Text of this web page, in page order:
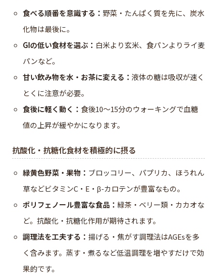
食べる順番を意識する： 野菜・たんぱく質を先に、炭水
化物は最後に。
GIの低い食材を選ぶ： 白米より玄米、食パンよりライ麦
パンなど。
甘い飲み物を水・お茶に変える： 液体の糖は吸収が速く
とくに注意が必要。
食後に軽く動く： 食後10〜15分のウォーキングで血糖
値の上昇が緩やかになります。
抗酸化・抗糖化食材を積極的に摂る
緑黄色野菜・果物： ブロッコリー、パプリカ、ほうれん
草などビタミンC・E・β-カロテンが豊富なもの。
ポリフェノール豊富な食品： 緑茶・ベリー類・カカオな
ど。抗酸化・抗糖化作用が期待されます。
調理法を工夫する： 揚げる・焦がす調理法はAGEsを多
く含みます。蒸す・煮るなど低温調理を増やすだけで効
果的です。